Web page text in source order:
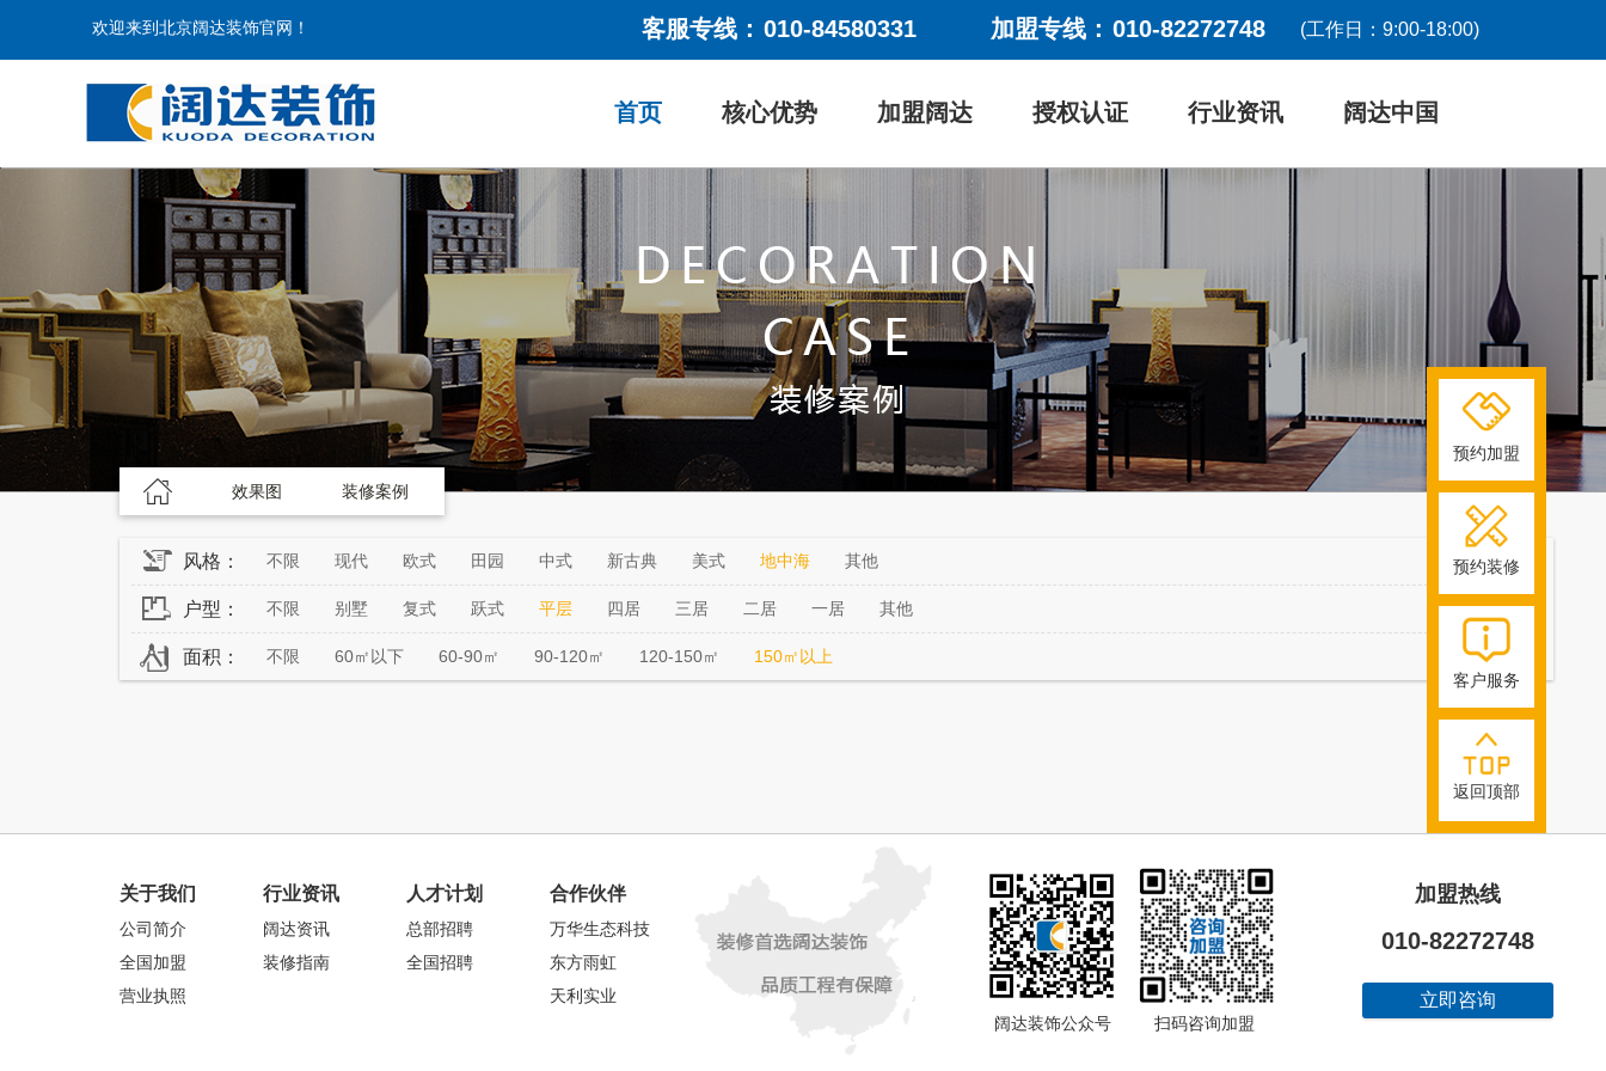
欢迎来到北京阔达装饰官网！ 客服专线： 010-84580331 加盟专线： 010-82272748 (工作日：9:00-18:00)
首页 核心优势 加盟阔达 授权认证 行业资讯 阔达中国
预约加盟
预约装修
客户服务
返回顶部
效果图 装修案例
风格： 不限 现代 欧式 田园 中式 新古典 美式 地中海 其他
户型： 不限 别墅 复式 跃式 平层 四居 三居 二居 一居 其他
面积： 不限 60㎡以下 60-90㎡ 90-120㎡ 120-150㎡ 150㎡以上
关于我们
公司简介
全国加盟
营业执照
行业资讯
阔达资讯
装修指南
人才计划
总部招聘
全国招聘
合作伙伴
万华生态科技
东方雨虹
天利实业
阔达装饰公众号 扫码咨询加盟
加盟热线
010-82272748
立即咨询